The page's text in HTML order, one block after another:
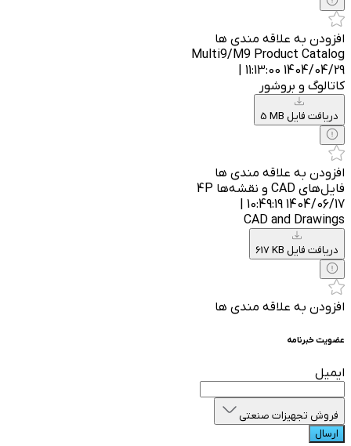
افزودن به علاقه مندی ها
Multi9/M9 Product Catalog
1404/04/29 11:13:00 |
کاتالوگ و بروشور
5 MB دریافت فایل
افزودن به علاقه مندی ها
فایل‌های CAD و نقشه‌ها 4P
1404/06/17 10:49:19 |
CAD and Drawings
617 KB دریافت فایل
افزودن به علاقه مندی ها
عضویت خبرنامه
ایمیل
فروش تجهیزات صنعتی
ارسال